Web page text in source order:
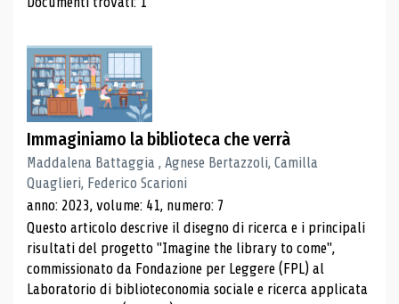
Immaginiamo la biblioteca che verrà
Maddalena Battaggia , Agnese Bertazzoli, Camilla
Quaglieri, Federico Scarioni
anno: 2023, volume: 41, numero: 7
Questo articolo descrive il disegno di ricerca e i principali
risultati del progetto "Imagine the library to come",
commissionato da Fondazione per Leggere (FPL) al
Laboratorio di biblioteconomia sociale e ricerca applicata